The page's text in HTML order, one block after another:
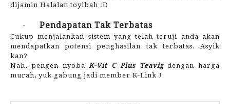
dijamin Halalan toyibah :D
· Pendapatan Tak Terbatas
Cukup menjalankan sistem yang telah teruji anda akan
mendapatkan potensi penghasilan tak terbatas. Asyik
kan?
Nah, pengen nyobaK-Vit C Plus Teavigdengan harga
murah, yuk gabung jadi member K-Link J